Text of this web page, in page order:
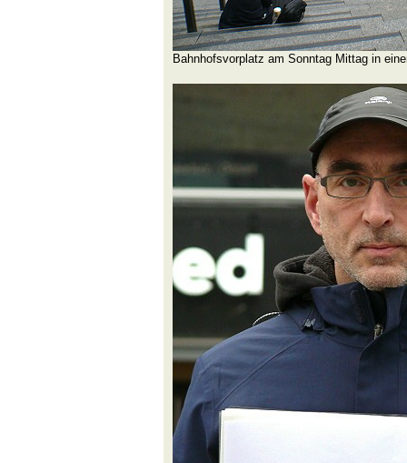
Bahnhofsvorplatz am Sonntag Mittag in